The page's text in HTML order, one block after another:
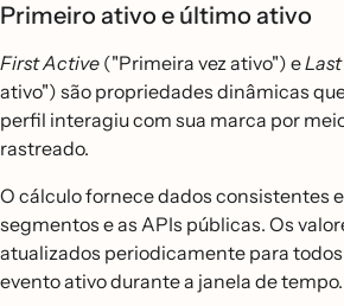
Primeiro ativo e último ativo
First Active ("Primeira vez ativo") e
ativo") são propriedades dinâmicas
perfil interagiu com sua marca por
rastreado.
O cálculo fornece dados consistentes
segmentos e as APIs públicas. Os
atualizados periodicamente para
evento ativo durante a janela de tempo.